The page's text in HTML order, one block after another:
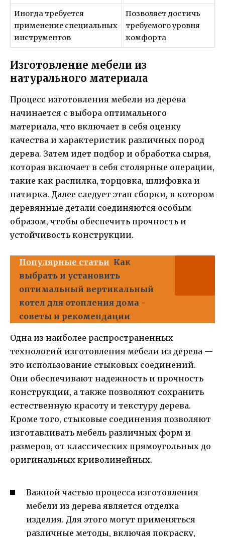
Иногда требуется
применение специальных
инструментов
Позволяет достичь
требуемого уровня
комфорта
Изготовление мебели из
натурального материала
Процесс изготовления мебели из дерева
начинается с выбора оптимального
материала, что включает в себя оценку
качества и характеристик различных пород
дерева. Затем идет подбор и обработка сырья,
которая включает в себя столярные операции,
такие как распилка, торцовка, шлифовка и
натирка. Далее следует этап сборки, в котором
деревянные детали соединяются особым
образом, чтобы обеспечить прочность и
устойчивость конструкции.
Популярные статьи Как
выбрать и установить
оптимальный вертикальный
котел для отопления дома -
советы и рекомендации
Одна из наиболее распространенных
технологий изготовления мебели из дерева —
это использование стыковых соединений.
Они обеспечивают надежность и прочность
конструкции, а также позволяют сохранить
естественную красоту и текстуру дерева.
Кроме того, стыковые соединения позволяют
изготавливать мебель различных форм и
размеров, от классических прямоугольных до
оригинальных криволинейных.
Важной частью процесса изготовления
мебели из дерева является отделка
изделия. Для этого могут применяться
различные методы, включая покраску,